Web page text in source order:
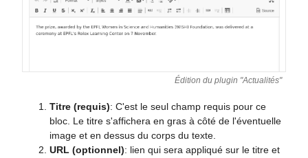
Édition du plugin "Actualités"
Titre (requis): C'est le seul champ requis pour ce
bloc. Le titre s'affichera en gras à côté de l'éventuelle
image et en dessus du corps du texte.
URL (optionnel): lien qui sera appliqué sur le titre et